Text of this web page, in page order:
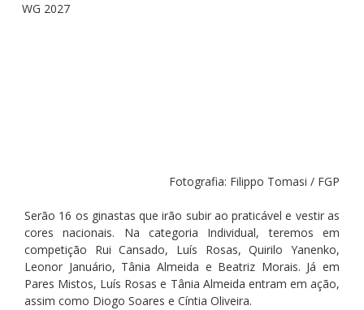
WG 2027
Fotografia: Filippo Tomasi / FGP
Serão 16 os ginastas que irão subir ao praticável e vestir as
cores nacionais. Na categoria Individual, teremos em
competição Rui Cansado, Luís Rosas, Quirilo Yanenko,
Leonor Januário, Tânia Almeida e Beatriz Morais. Já em
Pares Mistos, Luís Rosas e Tânia Almeida entram em ação,
assim como Diogo Soares e Cíntia Oliveira.